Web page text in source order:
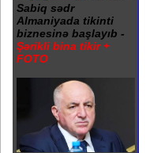
Sabiq sədr
Almaniyada tikinti
biznesinə başlayıb -
Şərikli bina tikir +
FOTO